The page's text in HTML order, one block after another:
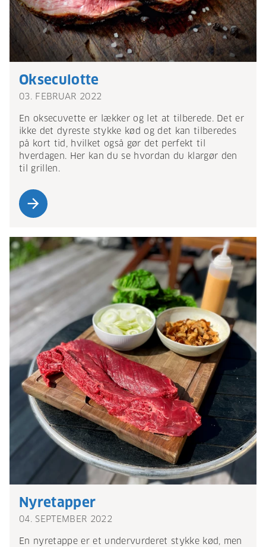
Okseculotte
03. FEBRUAR 2022
En oksecuvette er lækker og let at tilberede. Det er
ikke det dyreste stykke kød og det kan tilberedes
på kort tid, hvilket også gør det perfekt til
hverdagen. Her kan du se hvordan du klargør den
til grillen.
arrow_forward
Nyretapper
04. SEPTEMBER 2022
En nyretappe er et undervurderet stykke kød, men